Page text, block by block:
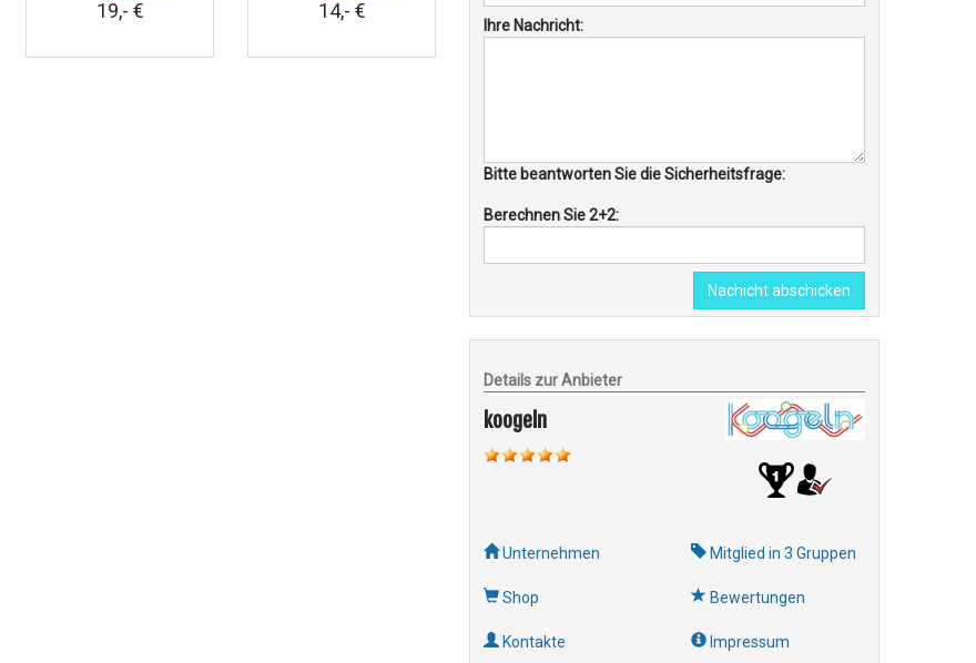
Kugelbahn
19,- €
Kugelbahn
14,- €
Ihre Nachricht:
Bitte beantworten Sie die Sicherheitsfrage:
Berechnen Sie 2+2:
Nachicht abschicken
Details zur Anbieter
koogeln
Unternehmen Mitglied in 3 Gruppen
Shop Bewertungen
Kontakte Impressum